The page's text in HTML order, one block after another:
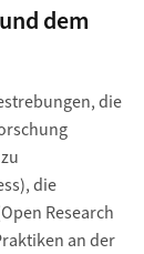
dem
die
die
Research
an der